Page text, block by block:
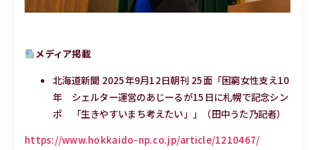
メディア掲載
北海道新聞 2025年9月12日朝刊 25面「困窮女性支え10
年 シェルター運営のあじーるが15日に札幌で記念シン
ポ 「生きやすいまち考えたい」」（田中うた乃記者）
https://www.hokkaido-np.co.jp/article/1210467/